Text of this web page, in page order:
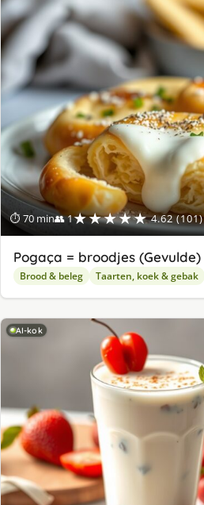
⏱ 70 min👥 1★★★★★ 4.62 (101)
Pogaça = broodjes (Gevulde)
Brood & beleg Taarten, koek & gebak
AI-kok